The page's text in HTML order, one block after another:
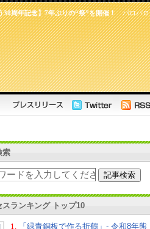
パロパロ
30周年記念】7年ぶりの“祭”を開催！
索
スランキング トップ10
1.
「緑青銅板で作る折鶴」- 令和8年熊